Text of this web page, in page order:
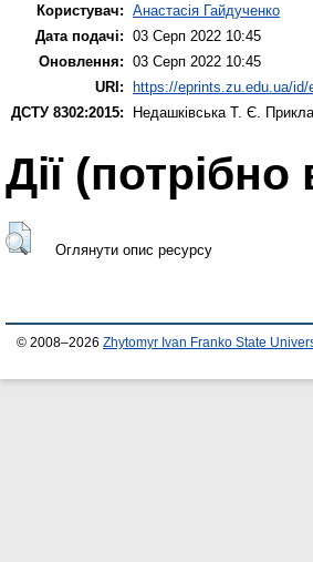
Користувач: Анастасія Гайдученко
Дата подачі: 03 Серп 2022 10:45
Оновлення: 03 Серп 2022 10:45
URI:
https://eprints.zu.edu.ua/id/
ДСТУ 8302:2015:
Недашківська Т. Є.
Дії ​​(потрібно
Оглянути опис ресурсу
© 2008–2026 Zhytomyr Ivan Franko State